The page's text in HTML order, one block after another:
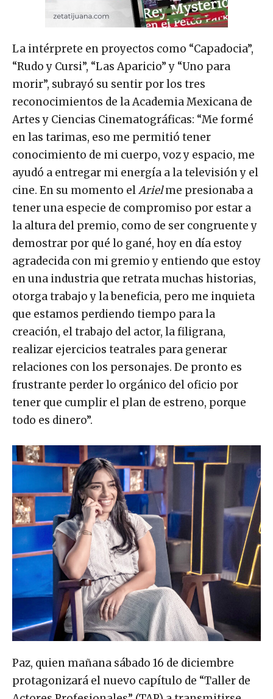
La intérprete en proyectos como “Capadocia”,
“Rudo y Cursi”, “Las Aparicio” y “Uno para
morir”, subrayó su sentir por los tres
reconocimientos de la Academia Mexicana de
Artes y Ciencias Cinematográficas: “Me formé
en las tarimas, eso me permitió tener
conocimiento de mi cuerpo, voz y espacio, me
ayudó a entregar mi energía a la televisión y el
cine. En su momento elArielme presionaba a
tener una especie de compromiso por estar a
la altura del premio, como de ser congruente y
demostrar por qué lo gané, hoy en día estoy
agradecida con mi gremio y entiendo que estoy
en una industria que retrata muchas historias,
otorga trabajo y la beneficia, pero me inquieta
que estamos perdiendo tiempo para la
creación, el trabajo del actor, la filigrana,
realizar ejercicios teatrales para generar
relaciones con los personajes. De pronto es
frustrante perder lo orgánico del oficio por
tener que cumplir el plan de estreno, porque
todo es dinero”.
Paz, quien mañana sábado 16 de diciembre
protagonizará el nuevo capítulo de “Taller de